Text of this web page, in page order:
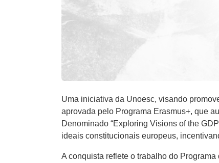
Uma iniciativa da Unoesc, visando
aprovada pelo Programa Erasmus+, que
Denominado “Exploring Visions of the
ideais constitucionais europeus,
A conquista reflete o trabalho do